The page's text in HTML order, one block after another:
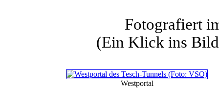
Fotografiert
(Ein Klick ins
Westportal